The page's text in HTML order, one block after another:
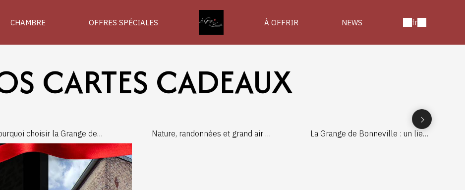
CHAMBRE OFFRES SPÉCIALES À OFFRIR NEWS fr
CARTES CADEAUX
choisir la Grange de
pour un weekend
en Wallonie ?
Nature, randonnées et grand air :
La Grange de Bonneville : un lieu